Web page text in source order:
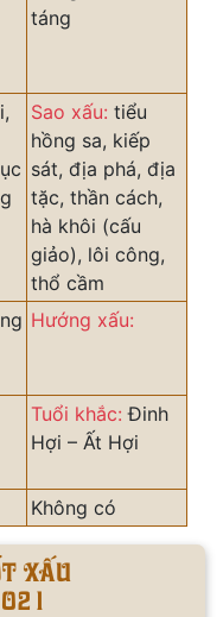
táng
Sao xấu: tiểu
hồng sa, kiếp
sát, địa phá, địa
tặc, thần cách,
hà khôi (cấu
giảo), lôi công,
thổ cầm
Hướng xấu:
Tuổi khắc: Đinh
Hợi – Ất Hợi
Không có
xấu